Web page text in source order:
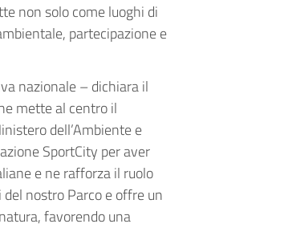
non solo come luoghi di
partecipazione e
nazionale – dichiara il
mette al centro il
dell’Ambiente e
SportCity per aver
e ne rafforza il ruolo
nostro Parco e offre un
favorendo una